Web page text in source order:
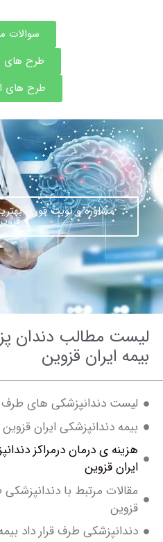
سوالات متداول
طرح های تخفیف
طرح های اقساطی
مشاوره و نوبت فوری بهترین
قزوین
مطالب دندان پزشکی
ایران قزوین
دندانپزشکی های طرف قرار داد
دندانپزشکی ایران قزوین
ی درمان درمراکز دندانپزشکی
قزوین
مرتبط با دندانپزشکی طرف
طرف قرار داد بیمه ایران